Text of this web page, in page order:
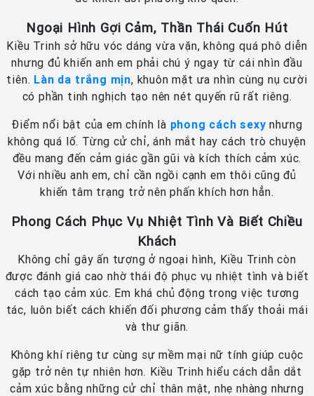
Ngoại Hình Gợi Cảm, Thần Thái Cuốn Hút
Kiều Trinh sở hữu vóc dáng vừa vặn, không quá phô diễn
nhưng đủ khiến anh em phải chú ý ngay từ cái nhìn đầu
tiên. Làn da trắng mịn, khuôn mặt ưa nhìn cùng nụ cười
có phần tinh nghịch tạo nên nét quyến rũ rất riêng.
Điểm nổi bật của em chính là phong cách sexy nhưng
không quá lố. Từng cử chỉ, ánh mắt hay cách trò chuyện
đều mang đến cảm giác gần gũi và kích thích cảm xúc.
Với nhiều anh em, chỉ cần ngồi cạnh em thôi cũng đủ
khiến tâm trạng trở nên phấn khích hơn hẳn.
Phong Cách Phục Vụ Nhiệt Tình Và Biết Chiều
Khách
Không chỉ gây ấn tượng ở ngoại hình, Kiều Trinh còn
được đánh giá cao nhờ thái độ phục vụ nhiệt tình và biết
cách tạo cảm xúc. Em khá chủ động trong việc tương
tác, luôn biết cách khiến đối phương cảm thấy thoải mái
và thư giãn.
Không khí riêng tư cùng sự mềm mại nữ tính giúp cuộc
gặp trở nên tự nhiên hơn. Kiều Trinh hiểu cách dẫn dắt
cảm xúc bằng những cử chỉ thân mật, nhẹ nhàng nhưng